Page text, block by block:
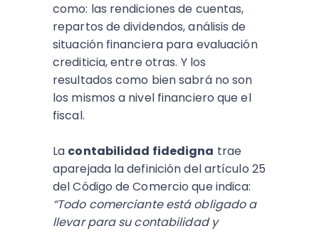
como: las rendiciones de cuentas,
repartos de dividendos, análisis de
situación financiera para evaluación
crediticia, entre otras. Y los
resultados como bien sabrá no son
los mismos a nivel financiero que el
fiscal.
La contabilidad fidedigna trae
aparejada la definición del artículo 25
del Código de Comercio que indica:
“Todo comerciante está obligado a
llevar para su contabilidad y